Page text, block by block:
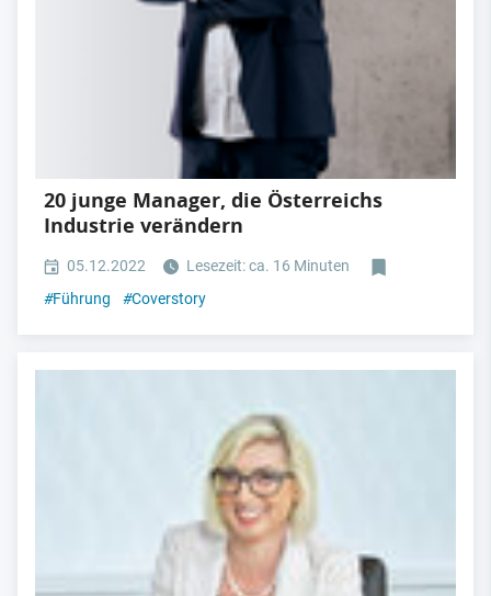
20 junge Manager, die Österreichs
Industrie verändern
05.12.2022
Lesezeit: ca. 16 Minuten
#Führung #Coverstory